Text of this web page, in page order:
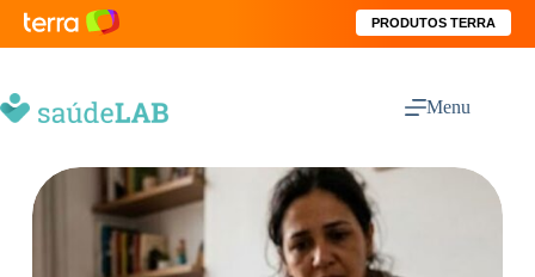
PRODUTOS TERRA
Menu